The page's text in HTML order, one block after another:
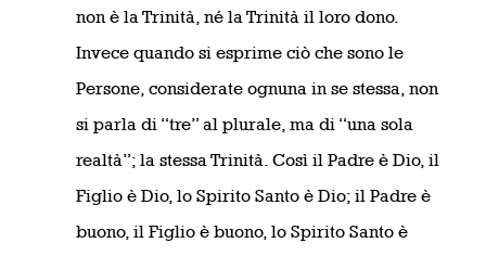
non è la Trinità, né la Trinità il loro dono.
Invece quando si esprime ciò che sono le
Persone, considerate ognuna in se stessa, non
si parla di “tre” al plurale, ma di “una sola
realtà”; la stessa Trinità. Così il Padre è Dio, il
Figlio è Dio, lo Spirito Santo è Dio; il Padre è
buono, il Figlio è buono, lo Spirito Santo è